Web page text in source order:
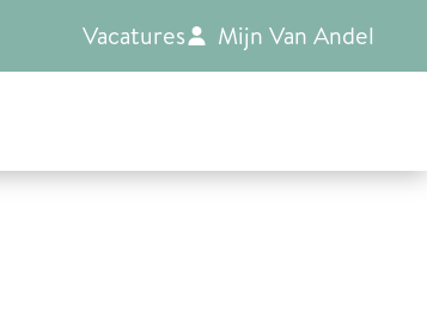
Vacatures Mijn Van Andel